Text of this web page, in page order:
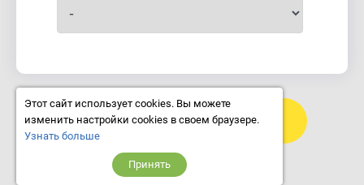
Продолжить настройки
Этот сайт использует cookies. Вы можете
изменить настройки cookies в своем браузере.
Узнать больше
Принять